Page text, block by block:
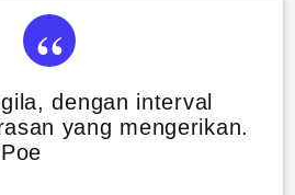
dengan interval
yang mengerikan.